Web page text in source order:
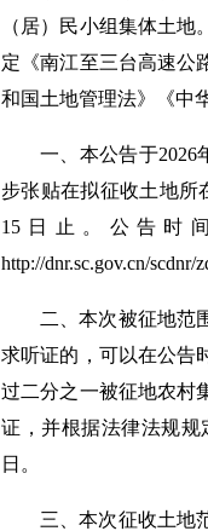
（居）民小组集体土
定《南江至三台高速公
和国土地管理法》《中
一、本公告于2026
步张贴在拟征收土地所
15日止。公告时
http://dnr.sc.gov.cn/scdnr/
二、本次被征地范
求听证的，可以在公告
过二分之一被征地农村
证，并根据法律法规
日。
三、本次征收土地